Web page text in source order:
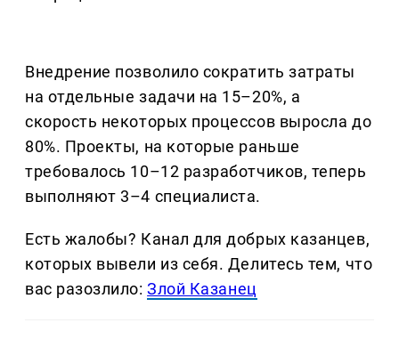
Внедрение позволило сократить затраты
на отдельные задачи на 15–20%, а
скорость некоторых процессов выросла до
80%. Проекты, на которые раньше
требовалось 10–12 разработчиков, теперь
выполняют 3–4 специалиста.
Есть жалобы? Канал для добрых казанцев,
которых вывели из себя. Делитеcь тем, что
вас разозлило:Злой Казанец